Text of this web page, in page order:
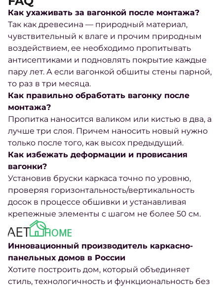
Как ухаживать за вагонкой после монтажа?
Так как древесина — природный материал,
чувствительный к влаге и прочим природным
воздействием, ее необходимо пропитывать
антисептиками и подновлять покрытие каждые
пару лет. А если вагонкой обшиты стены парной,
то раз в три месяца.
Как правильно обработать вагонку после
монтажа?
Пропитка наносится валиком или кистью в два, а
лучше три слоя. Причем наносить новый нужно
только после того, как высох предыдущий.
Как избежать деформации и провисания
вагонки?
Установив бруски каркаса точно по уровню,
проверяя горизонтальность/вертикальность
досок в процессе обшивки и устанавливая
крепежные элементы с шагом не более 50 см.
Инновационный производитель каркасно-
панельных домов в России
Хотите построить дом, который объединяет
стиль, технологичность и функциональность без